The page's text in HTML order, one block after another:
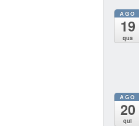
AGO
19
qua
AGO
20
qui